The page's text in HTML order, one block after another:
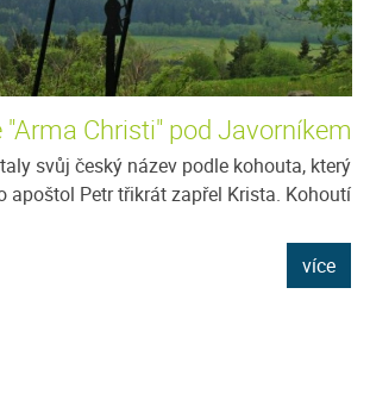
Christi" pod Javorníkem
svůj český název podle kohouta, který
apoštol Petr třikrát zapřel Krista. Kohoutí
více